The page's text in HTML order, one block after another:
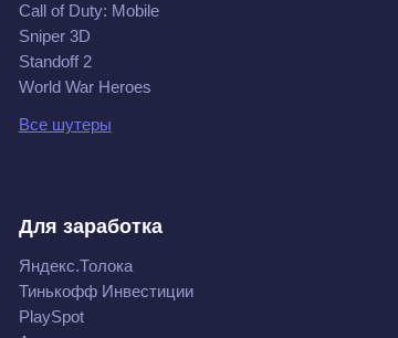
Call of Duty: Mobile
Sniper 3D
Standoff 2
World War Heroes
Все шутеры
Для заработка
Яндекс.Толока
Тинькофф Инвестиции
PlaySpot